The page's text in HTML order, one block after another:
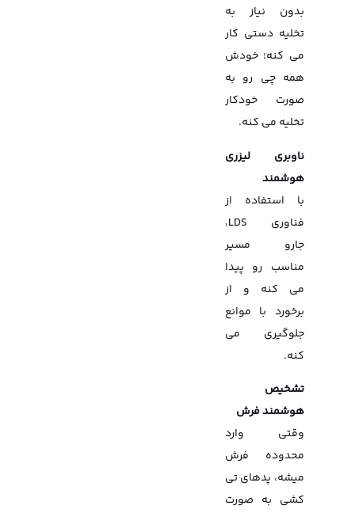
بدون نیاز به
تخلیه دستی کار
می کنه؛ خودش
همه چی رو به
صورت خودکار
تخلیه می کنه.
ناوبری لیزری
هوشمند
با استفاده از
فناوری LDS،
جارو مسیر
مناسب رو پیدا
می کنه و از
برخورد با موانع
جلوگیری می
کنه.
تشخیص
هوشمند فرش
وقتی وارد
محدوده فرش
میشه، پدهای تی
کشی به صورت